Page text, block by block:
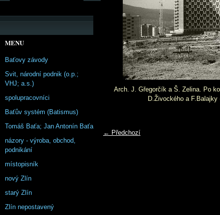
Arch. J. Gřegorčík a Š. Zelina. Po
D.Živockého a
← Předchozí
MENU
Baťovy závody
Svit, národní podnik (o.p.;
VHJ; a.s.)
spolupracovníci
Baťův systém (Batismus)
Tomáš Baťa; Jan Antonín Baťa
názory - výroba, obchod,
podnikání
místopisník
nový Zlín
starý Zlín
Zlín nepostavený